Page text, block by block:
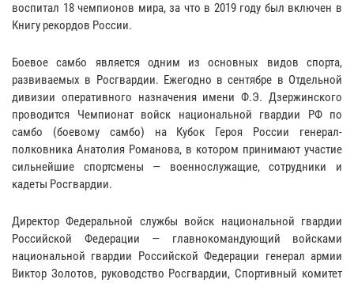
воспитал 18 чемпионов мира, за что в 2019 году был включен в
Книгу рекордов России.
Боевое самбо является одним из основных видов спорта,
развиваемых в Росгвардии. Ежегодно в сентябре в Отдельной
дивизии оперативного назначения имени Ф.Э. Дзержинского
проводится Чемпионат войск национальной гвардии РФ по
самбо (боевому самбо) на Кубок Героя России генерал-
полковника Анатолия Романова, в котором принимают участие
сильнейшие спортсмены — военнослужащие, сотрудники и
кадеты Росгвардии.
Директор Федеральной службы войск национальной гвардии
Российской Федерации — главнокомандующий войсками
национальной гвардии Российской Федерации генерал армии
Виктор Золотов, руководство Росгвардии, Спортивный комитет